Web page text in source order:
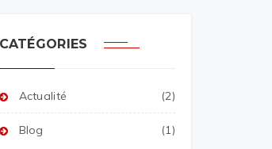
CATÉGORIES
Actualité (2)
Blog (1)